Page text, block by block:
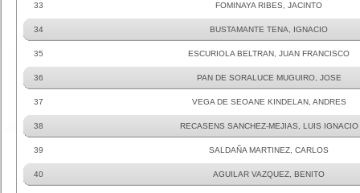
33 FOMINAYA RIBES, JACINTO
34 BUSTAMANTE TENA, IGNACIO
35 ESCURIOLA BELTRAN, JUAN FRANCISCO
36 PAN DE SORALUCE MUGUIRO, JOSE
37 VEGA DE SEOANE KINDELAN, ANDRES
38 RECASENS SANCHEZ-MEJIAS, LUIS IGNACIO
39 SALDAÑA MARTINEZ, CARLOS
40 AGUILAR VAZQUEZ, BENITO